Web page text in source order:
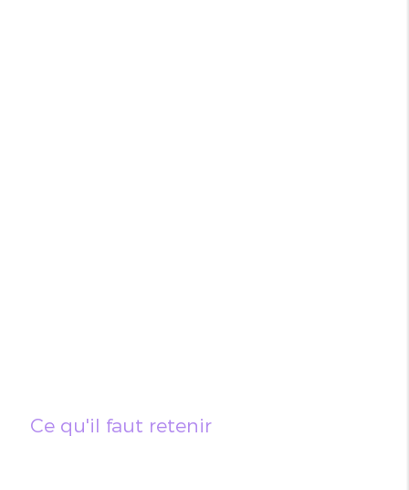
Ce qu'il faut retenir